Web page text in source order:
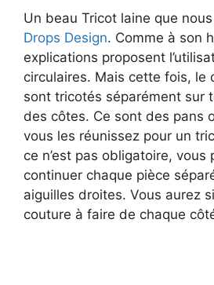
Un beau Tricot laine que
Drops Design. Comme à son
explications proposent
circulaires. Mais cette fois, le
sont tricotés séparément sur
des côtes. Ce sont des pans
vous les réunissez pour un
ce n’est pas obligatoire,
continuer chaque pièce
aiguilles droites. Vous aurez
couture à faire de chaque